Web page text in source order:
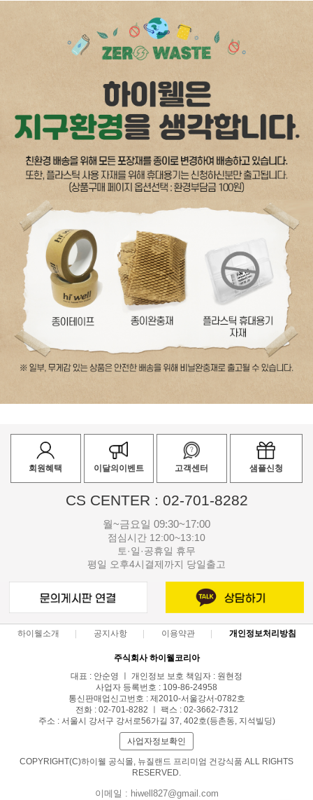
회원혜택 이달의이벤트 고객센터 샘플신청
CS CENTER : 02-701-8282
월~금요일 09:30~17:00
점심시간 12:00~13:10
토·일·공휴일 휴무
평일 오후4시결제까지 당일출고
하이웰소개 공지사항 이용약관 개인정보처리방침
주식회사 하이웰코리아
대표 : 안순영 ㅣ 개인정보 보호 책임자 : 원현정
사업자 등록번호 : 109-86-24958
통신판매업신고번호 : 제2010-서울강서-0782호
전화 : 02-701-8282 ㅣ 팩스 : 02-3662-7312
주소 : 서울시 강서구 강서로56가길 37, 402호(등촌동, 지석빌딩)
사업자정보확인
COPYRIGHT(C)하이웰 공식몰, 뉴질랜드 프리미엄 건강식품 ALL RIGHTS
RESERVED.
이메일 : hiwell827@gmail.com